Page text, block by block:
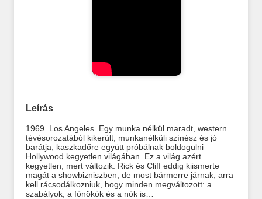
Leírás
1969. Los Angeles. Egy munka nélkül maradt, western
tévésorozatából kikerült, munkanélküli színész és jó
barátja, kaszkadőre együtt próbálnak boldogulni
Hollywood kegyetlen világában. Ez a világ azért
kegyetlen, mert változik: Rick és Cliff eddig kiismerte
magát a showbizniszben, de most bármerre járnak, arra
kell rácsodálkozniuk, hogy minden megváltozott: a
szabályok, a főnökök és a nők is…